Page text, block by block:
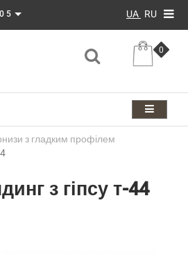
UA RU
0
з гладким профілем
з гіпсу т-44